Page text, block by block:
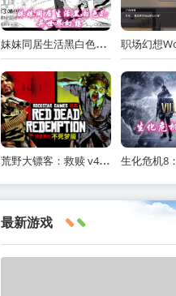
妹妹同居生活黑白色2：异世界幻想网盘下载
荒野大镖客：救赎 v40 全DLC（Red Dead Redemption）免安装中文版
最新游戏